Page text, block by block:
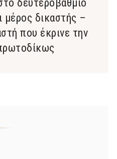
δευτεροβάθμιο
μέρος δικαστής –
που έκρινε την